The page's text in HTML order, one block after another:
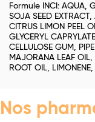
Formule INCI: AQUA,
SOJA SEED
CITRUS LIMON PEEL
GLYCERYL
CELLULOSE GUM,
MAJORANA LEAF OIL,
ROOT OIL,
Nos